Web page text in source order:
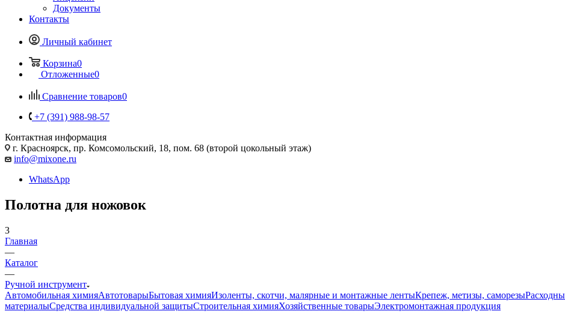
Документы
Контакты
Личный кабинет
Корзина0
Отложенные0
Сравнение товаров0
+7 (391) 988-98-57
Контактная информация
г. Красноярск, пр. Комсомольский, 18, пом. 68 (второй цокольный этаж)
info@mixone.ru
WhatsApp
Полотна для ножовок
3
Главная
—
Каталог
—
Ручной инструмент
Автомобильная химияАвтотоварыБытовая химияИзоленты, скотчи, малярные и монтажные лентыКрепеж, метизы, саморезы
материалыСредства индивидуальной защитыСтроительная химияХозяйственные товарыЭлектромонтажная продукция